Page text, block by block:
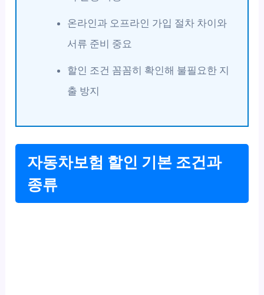
온라인과 오프라인 가입 절차 차이와
서류 준비 중요
할인 조건 꼼꼼히 확인해 불필요한 지
출 방지
자동차보험 할인 기본 조건과
종류